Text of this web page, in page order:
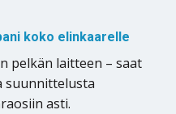
koko elinkaarelle
pelkän laitteen – saat
suunnittelusta
asti.